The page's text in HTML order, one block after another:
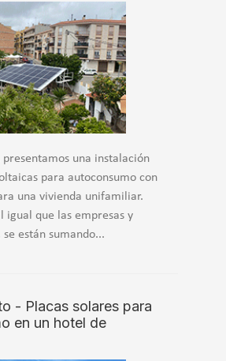
una instalación
para autoconsumo con
una vivienda unifamiliar.
igual que las empresas y
están sumando...
- Placas solares para
en un hotel de